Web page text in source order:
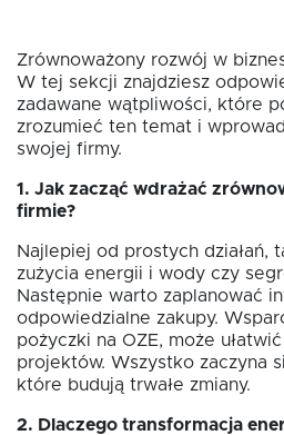
Zrównoważony rozwój w
W tej sekcji znajdziesz
zadawane wątpliwości, które
zrozumieć ten temat i
swojej firmy.
1. Jak zacząć wdrażać
firmie?
Najlepiej od prostych działań,
zużycia energii i wody czy
Następnie warto zaplanować
odpowiedzialne zakupy.
pożyczki na OZE, może
projektów. Wszystko zaczyna
które budują trwałe zmiany.
2. Dlaczego transformacja